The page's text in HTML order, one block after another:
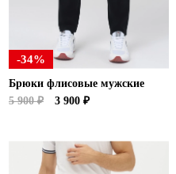
-34%
Брюки флисовые мужские
5 900 ₽
3 900 ₽